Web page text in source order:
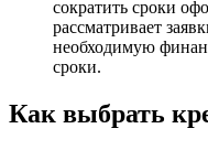
сократить сроки
рассматривает
необходимую
сроки.
Как выбрать